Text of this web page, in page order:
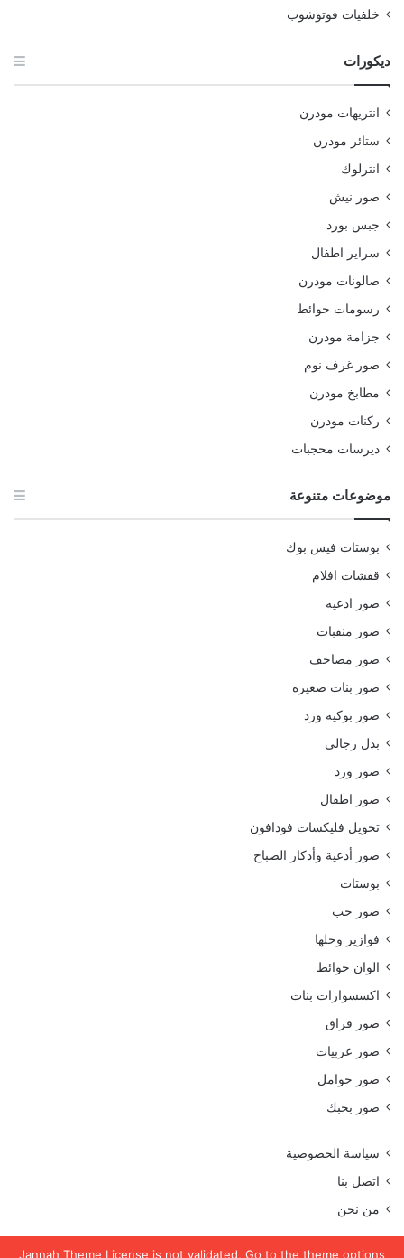
Jannah Theme License is not validated, Go to the theme options
خلفيات فوتوشوب
ديكورات
انتريهات مودرن
ستائر مودرن
انترلوك
صور نيش
جبس بورد
سراير اطفال
صالونات مودرن
رسومات حوائط
جزامة مودرن
صور غرف نوم
مطابخ مودرن
ركنات مودرن
ديرسات محجبات
موضوعات متنوعة
بوستات فيس بوك
قفشات افلام
صور ادعيه
صور منقبات
صور مصاحف
صور بنات صغيره
صور بوكيه ورد
بدل رجالي
صور ورد
صور اطفال
تحويل فليكسات فودافون
صور أدعية وأذكار الصباح
بوستات
صور حب
فوازير وحلها
الوان حوائط
اكسسوارات بنات
صور فراق
صور عربيات
صور حوامل
صور بحبك
سياسة الخصوصية
اتصل بنا
من نحن